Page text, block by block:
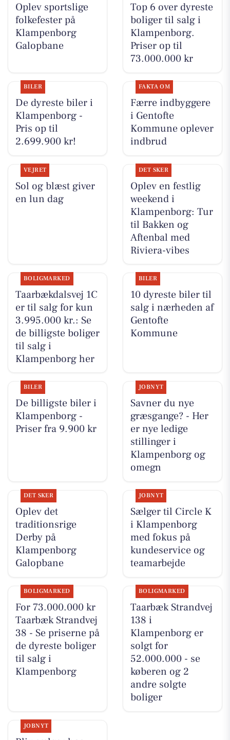
Oplev sportslige
folkefester på
Klampenborg
Galopbane
Top 6 over dyreste
boliger til salg i
Klampenborg.
Priser op til
73.000.000 kr
BILER
De dyreste biler i
Klampenborg -
Pris op til
2.699.900 kr!
FAKTA OM
Færre indbyggere
i Gentofte
Kommune oplever
indbrud
VEJRET
Sol og blæst giver
en lun dag
DET SKER
Oplev en festlig
weekend i
Klampenborg: Tur
til Bakken og
Aftenbal med
Riviera-vibes
BOLIGMARKED
Taarbækdalsvej 1C
er til salg for kun
3.995.000 kr.: Se
de billigste boliger
til salg i
Klampenborg her
BILER
10 dyreste biler til
salg i nærheden af
Gentofte
Kommune
BILER
De billigste biler i
Klampenborg -
Priser fra 9.900 kr
JOBNYT
Savner du nye
græsgange? - Her
er nye ledige
stillinger i
Klampenborg og
omegn
DET SKER
Oplev det
traditionsrige
Derby på
Klampenborg
Galopbane
JOBNYT
Sælger til Circle K
i Klampenborg
med fokus på
kundeservice og
teamarbejde
BOLIGMARKED
For 73.000.000 kr
Taarbæk Strandvej
38 - Se priserne på
de dyreste boliger
til salg i
Klampenborg
BOLIGMARKED
Taarbæk Strandvej
138 i
Klampenborg er
solgt for
52.000.000 - se
køberen og 2
andre solgte
boliger
JOBNYT